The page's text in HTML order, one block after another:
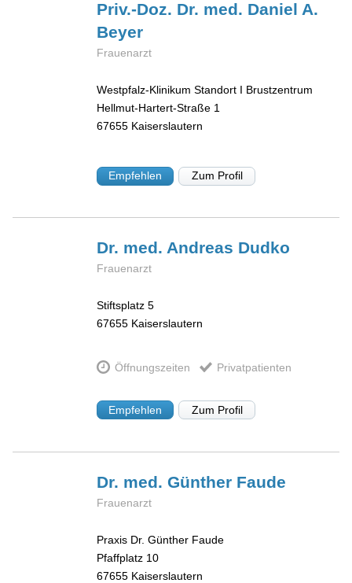
Priv.-Doz. Dr. med. Daniel A.
Beyer
Frauenarzt
Westpfalz-Klinikum Standort I Brustzentrum
Hellmut-Hartert-Straße 1
67655 Kaiserslautern
Empfehlen Zum Profil
Dr. med. Andreas Dudko
Frauenarzt
Stiftsplatz 5
67655 Kaiserslautern
Öffnungszeiten Privatpatienten
Empfehlen Zum Profil
Dr. med. Günther Faude
Frauenarzt
Praxis Dr. Günther Faude
Pfaffplatz 10
67655 Kaiserslautern